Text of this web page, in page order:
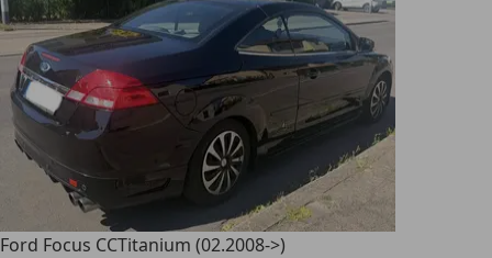
Ford Focus CCTitanium (02.2008->)